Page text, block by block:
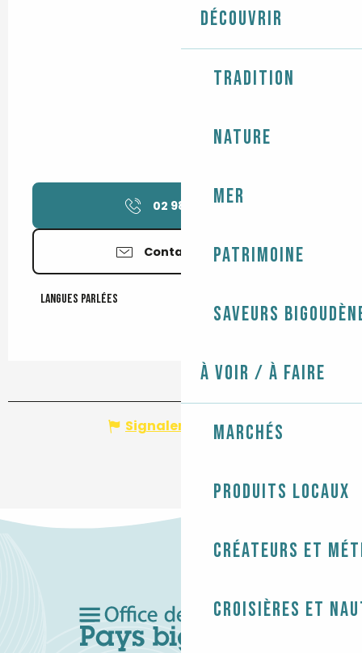
Découvrir
Tradition
Nature
Mer
Patrimoine
Saveurs
À voir / À faire
Marchés
Produits locaux
Créateurs et
Croisières et
02 98 51 94▒▒
Contactez-nous
Langues parlées
Langues parlées
Signaler une erreur